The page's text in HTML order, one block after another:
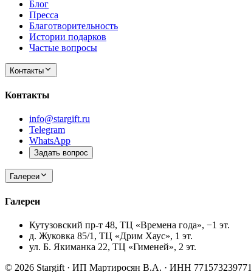
Блог
Пресса
Благотворительность
Истории подарков
Частые вопросы
Контакты
Контакты
info@stargift.ru
Telegram
WhatsApp
Задать вопрос
Галереи
Галереи
Кутузовский пр-т 48, ТЦ «Времена года», −1 эт.
д. Жуковка 85/1, ТЦ «Дрим Хаус», 1 эт.
ул. Б. Якиманка 22, ТЦ «Гименей», 2 эт.
© 2026 Stargift · ИП Мартиросян В.А. · ИНН 771573239771